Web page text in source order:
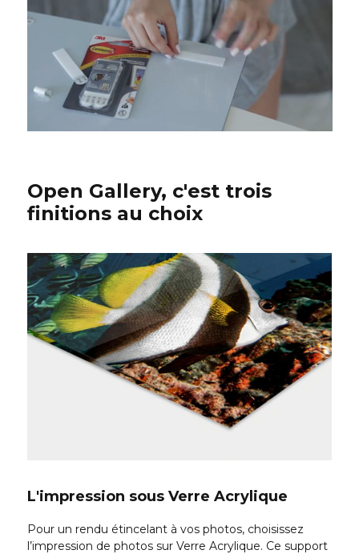
Open Gallery, c'est trois
finitions au choix
L'impression sous Verre Acrylique
Pour un rendu étincelant à vos photos, choisissez
l’impression de photos sur Verre Acrylique. Ce support